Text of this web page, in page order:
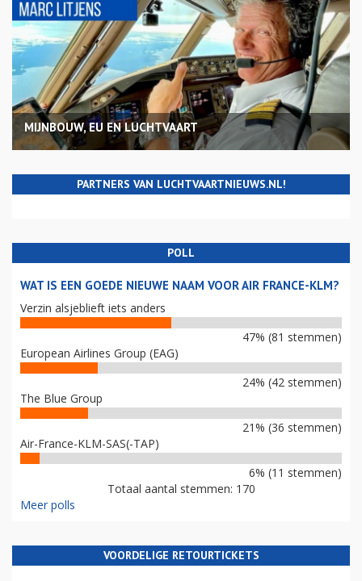
MIJNBOUW, EU EN LUCHTVAART
PARTNERS VAN LUCHTVAARTNIEUWS.NL!
POLL
WAT IS EEN GOEDE NIEUWE NAAM VOOR AIR FRANCE-KLM?
Verzin alsjeblieft iets anders
47% (81 stemmen)
European Airlines Group (EAG)
24% (42 stemmen)
The Blue Group
21% (36 stemmen)
Air-France-KLM-SAS(-TAP)
6% (11 stemmen)
Totaal aantal stemmen: 170
Meer polls
VOORDELIGE RETOURTICKETS